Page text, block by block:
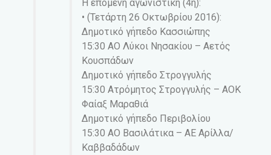
Η επόμενη αγωνιστική (4η):
• (Τετάρτη 26 Οκτωβρίου 2016):
Δημοτικό γήπεδο Κασσιώπης
15:30 ΑΟ Λύκοι Νησακίου – Αετός
Κουσπάδων
Δημοτικό γήπεδο Στρογγυλής
15:30 Ατρόμητος Στρογγυλής – ΑΟΚ
Φαίαξ Μαραθιά
Δημοτικό γήπεδο Περιβολίου
15:30 ΑΟ Βασιλάτικα – ΑΕ Αρίλλα/
Καββαδάδων